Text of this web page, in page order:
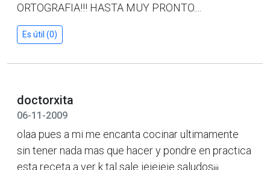
ORTOGRAFIA!!! HASTA MUY PRONTO....
Es útil (0)
doctorxita
06-11-2009
olaa pues a mi me encanta cocinar ultimamente
sin tener nada mas que hacer y pondre en practica
esta receta a ver k tal sale jejejeje saludos¡¡¡